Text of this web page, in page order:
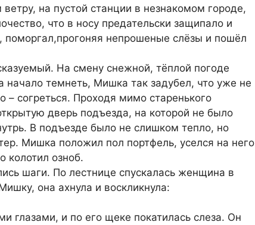
на пустой станции в незнакомом городе,
что в носу предательски защипало и
поморгал,прогоняя непрошеные слёзы и пошёл
На смену снежной, тёплой погоде
темнеть, Мишка так задубел, что уже не
– согреться. Проходя мимо старенького
дверь подъезда, на которой не было
В подъезде было не слишком тепло, но
Мишка положил пол портфель, уселся на него
колотил озноб.
шаги. По лестнице спускалась женщина в
она ахнула и воскликнула:
глазами, и по его щеке покатилась слеза. Он